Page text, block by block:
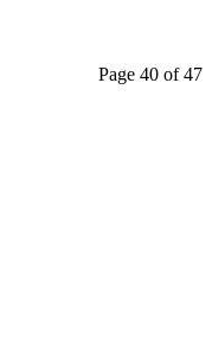
Page 40 of 47